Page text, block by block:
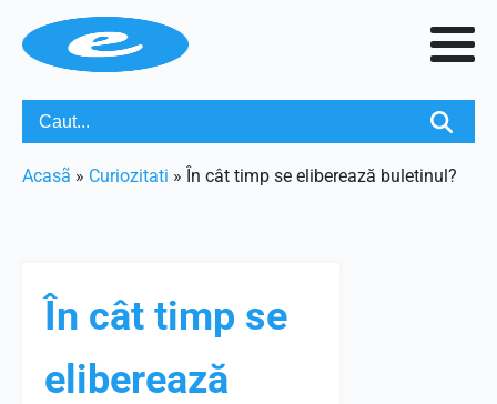
Acasã » Curiozitati » În cât timp se eliberează buletinul?
În cât timp se
eliberează